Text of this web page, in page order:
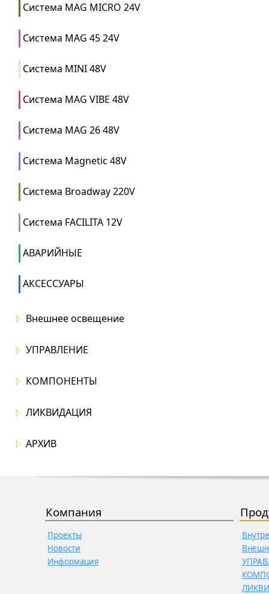
Система MAG MICRO 24V
Система MAG 45 24V
Система MINI 48V
Система MAG VIBE 48V
Система MAG 26 48V
Система Magnetic 48V
Система Broadway 220V
Система FACILITA 12V
АВАРИЙНЫЕ
АКСЕССУАРЫ
Внешнее освещение
УПРАВЛЕНИЕ
КОМПОНЕНТЫ
ЛИКВИДАЦИЯ
АРХИВ
Компания
Проекты
Новости
Информация